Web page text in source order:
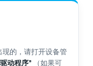
的，请打开设备管
动程序” （如果可